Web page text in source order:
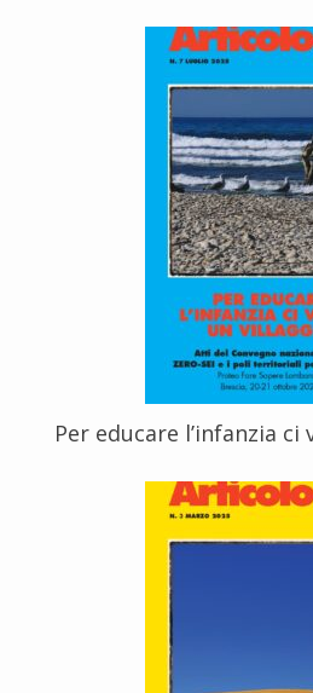
Per educare l’infanzia